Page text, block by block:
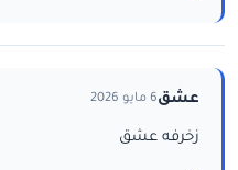
عشق6 مايو 2026
زخرفه عشق